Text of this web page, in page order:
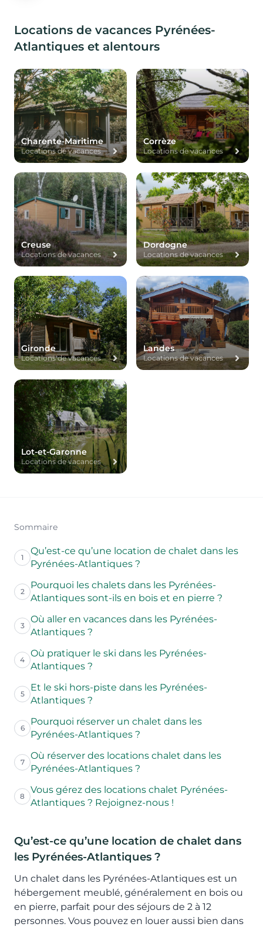
Locations de vacances Pyrénées-
Atlantiques et alentours
Charente-Maritime
Locations de vacances
Corrèze
Locations de vacances
Creuse
Locations de vacances
Dordogne
Locations de vacances
Gironde
Locations de vacances
Landes
Locations de vacances
Lot-et-Garonne
Locations de vacances
Sommaire
1
Qu’est-ce qu’une location de chalet dans les
Pyrénées-Atlantiques ?
2
Pourquoi les chalets dans les Pyrénées-
Atlantiques sont-ils en bois et en pierre ?
3
Où aller en vacances dans les Pyrénées-
Atlantiques ?
4
Où pratiquer le ski dans les Pyrénées-
Atlantiques ?
5
Et le ski hors-piste dans les Pyrénées-
Atlantiques ?
6
Pourquoi réserver un chalet dans les
Pyrénées-Atlantiques ?
7
Où réserver des locations chalet dans les
Pyrénées-Atlantiques ?
8
Vous gérez des locations chalet Pyrénées-
Atlantiques ? Rejoignez-nous !
Qu’est-ce qu’une location de chalet dans
les Pyrénées-Atlantiques ?
Un chalet dans les Pyrénées-Atlantiques est un
hébergement meublé, généralement en bois ou
en pierre, parfait pour des séjours de 2 à 12
personnes. Vous pouvez en louer aussi bien dans